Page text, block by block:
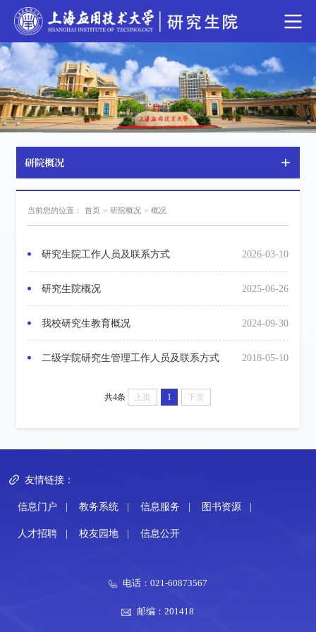
研院概况
当前您的位置： 首页 > 研院概况 > 概况
2026-03-10
研究生院工作人员及联系方式
2025-06-26
研究生院概况
2024-09-30
我校研究生教育概况
2018-05-10
二级学院研究生管理工作人员及联系方式
共4条 上页 1 下页
友情链接：
信息门户 | 教务系统 | 信息服务 | 图书资源 |
人才招聘 | 校友园地 | 信息公开
电话：021-60873567
邮编：201418